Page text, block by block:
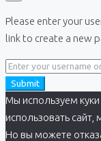
Please enter your
link to create a new
Submit
Мы используем
использовать сайт,
Но вы можете